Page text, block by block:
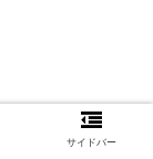
サイドバー